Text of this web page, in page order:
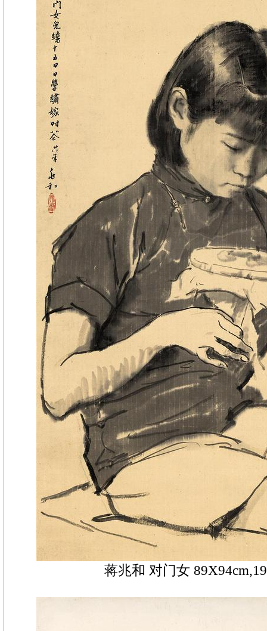
蒋兆和 对门女